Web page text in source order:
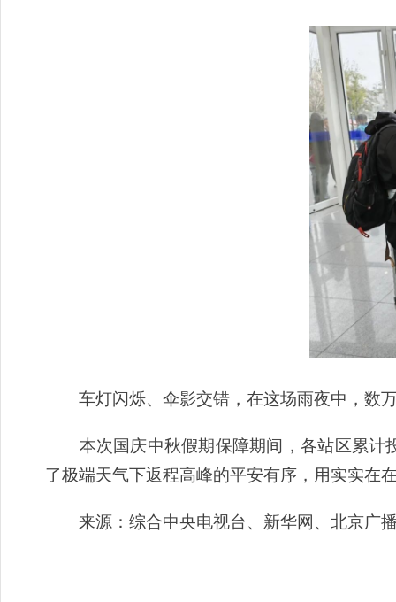
车灯闪烁、伞影交错，在这场雨夜中，数万
本次国庆中秋假期保障期间，各站区累计
了极端天气下返程高峰的平安有序，用实实在
来源：综合中央电视台、新华网、北京广